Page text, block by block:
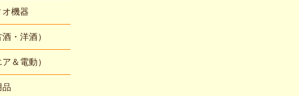
オ機器
・洋酒）
＆電動）
品